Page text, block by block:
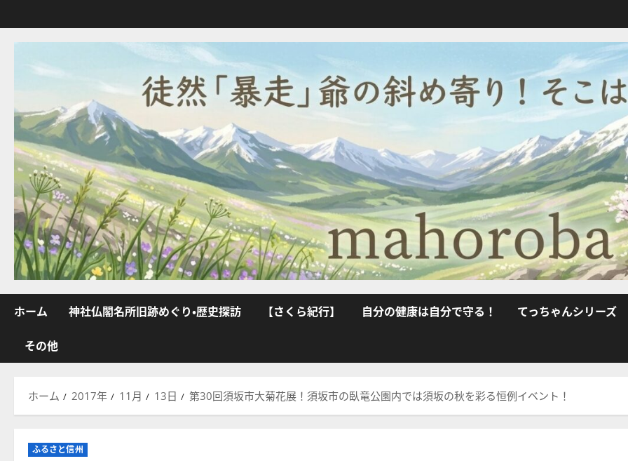
容
ホーム 神社仏閣名所旧跡めぐり・歴史探訪 【さくら紀行】 自分の健康は自分で守る！ てっちゃんシリーズ
その他
ホーム 2017年 11月 13日 第30回須坂市大菊花展！須坂市の臥竜公園内では須坂の秋を彩る恒例イベント！
ふるさと信州